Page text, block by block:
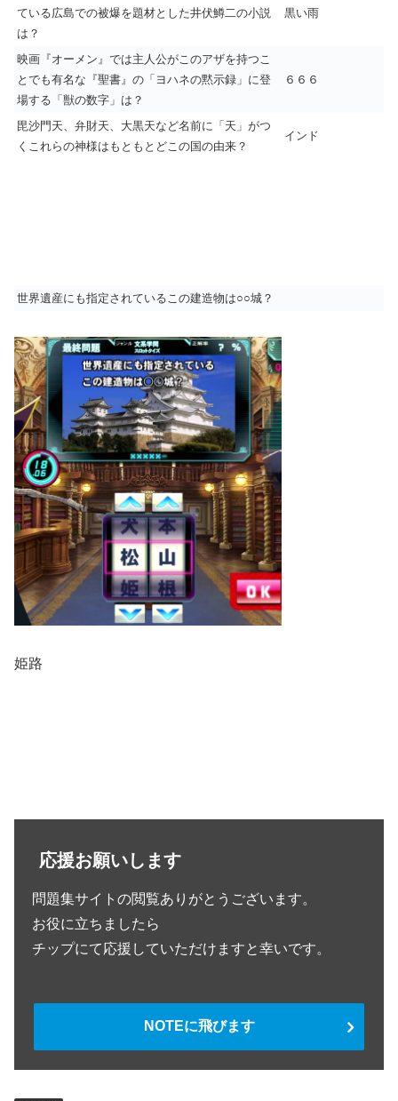
ている広島での被爆を題材とした井伏鱒二の小説
は？
黒い雨
映画『オーメン』では主人公がこのアザを持つこ
とでも有名な『聖書』の「ヨハネの黙示録」に登
場する「獣の数字」は？
６６６
毘沙門天、弁財天、大黒天など名前に「天」がつ
くこれらの神様はもともとどこの国の由来？
インド
世界遺産にも指定されているこの建造物は○○城？
姫路
応援お願いします
問題集サイトの閲覧ありがとうございます。
お役に立ちましたら
チップにて応援していただけますと幸いです。
NOTEに飛びます